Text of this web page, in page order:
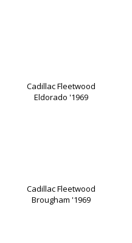
Cadillac Fleetwood
Eldorado '1969
Cadillac Fleetwood
Brougham '1969